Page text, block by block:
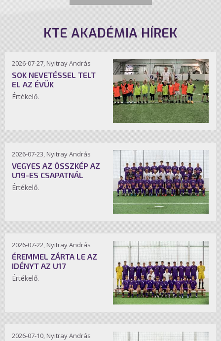
KTE AKADÉMIA HÍREK
2026-07-27, Nyitray András
SOK NEVETÉSSEL TELT
EL AZ ÉVÜK
Értékelő.
2026-07-23, Nyitray András
VEGYES AZ ÖSSZKÉP AZ
U19-ES CSAPATNÁL
Értékelő.
2026-07-22, Nyitray András
ÉREMMEL ZÁRTA LE AZ
IDÉNYT AZ U17
Értékelő.
2026-07-10, Nyitray András